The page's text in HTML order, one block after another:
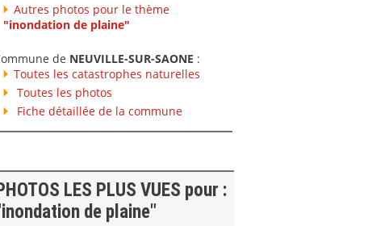
Autres photos pour le thème
"inondation de plaine"
de NEUVILLE-SUR-SAONE :
Toutes les catastrophes naturelles
Toutes les photos
Fiche détaillée de la commune
LES PLUS VUES pour :
de plaine"